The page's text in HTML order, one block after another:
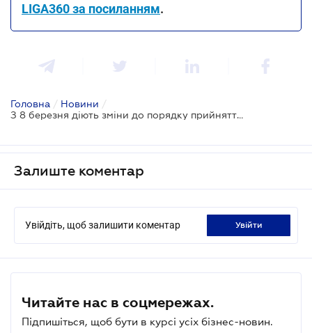
LIGA360 за посиланням.
Головна / Новини /
З 8 березня діють зміни до порядку прийняття рішень про реєстрацію податкових накладних
Залиште коментар
Увійдіть, щоб залишити коментар увійти
Читайте нас в соцмережах.
Підпишіться, щоб бути в курсі усіх бізнес-новин.